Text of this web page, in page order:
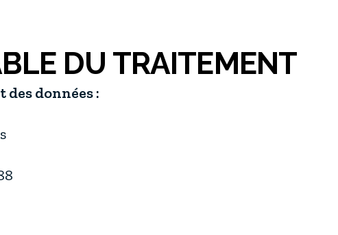
DU TRAITEMENT
données :